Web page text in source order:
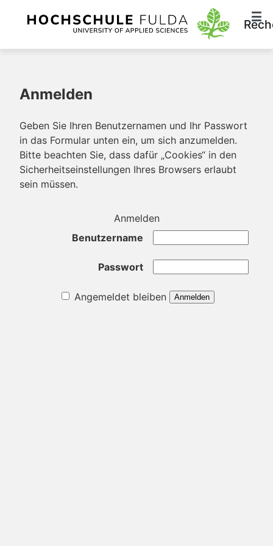
Anmelden
Geben Sie Ihren Benutzernamen und Ihr Passwort
in das Formular unten ein, um sich anzumelden.
Bitte beachten Sie, dass dafür „Cookies“ in den
Sicherheitseinstellungen Ihres Browsers erlaubt
sein müssen.
Anmelden
Benutzername
Passwort
Angemeldet bleiben Anmelden